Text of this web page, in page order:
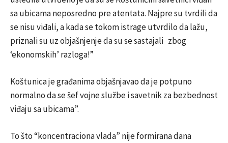
sa ubicama neposredno pre atentata. Najpre su tvrdili da
se nisu viđali, a kada se tokom istrage utvrdilo da lažu,
priznali su uz objašnjenje da su se sastajali zbog
‘ekonomskih’ razloga!”
Koštunica je građanima objašnjavao da je potpuno
normalno da se šef vojne službe i savetnik za bezbednost
viđaju sa ubicama”.
To što “koncentraciona vlada” nije formirana dana